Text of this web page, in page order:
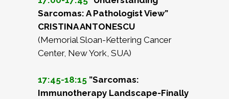
Sarcomas: A Pathologist View”
CRISTINA ANTONESCU
(Memorial Sloan-Kettering Cancer
Center, New York, SUA)
17:45-18:15 ”Sarcomas:
Immunotherapy Landscape-Finally